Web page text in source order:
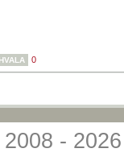
HVALA 0
-